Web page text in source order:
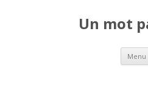
Un mot
Menu